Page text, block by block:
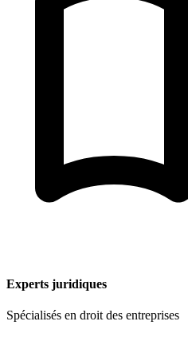
Experts juridiques
Spécialisés en droit des entreprises